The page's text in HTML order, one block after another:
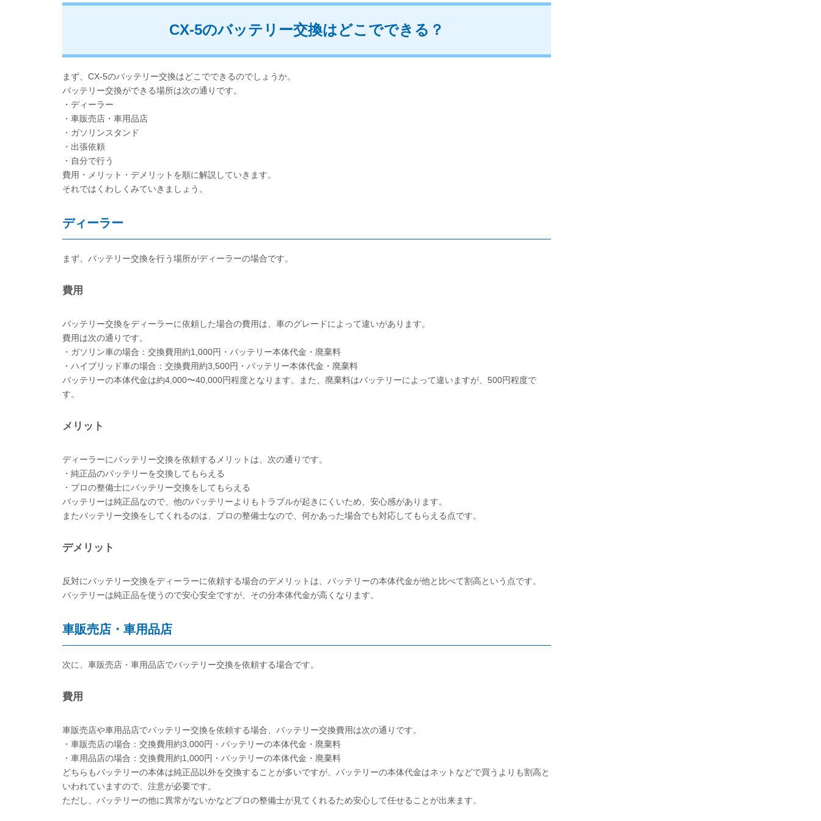
CX-5のバッテリー交換はどこでできる？
まず、CX-5のバッテリー交換はどこでできるのでしょうか。
バッテリー交換ができる場所は次の通りです。
・ディーラー
・車販売店・車用品店
・ガソリンスタンド
・出張依頼
・自分で行う
費用・メリット・デメリットを順に解説していきます。
それではくわしくみていきましょう。
ディーラー
まず、バッテリー交換を行う場所がディーラーの場合です。
費用
バッテリー交換をディーラーに依頼した場合の費用は、車のグレードによって違いがあります。
費用は次の通りです。
・ガソリン車の場合：交換費用約1,000円・バッテリー本体代金・廃棄料
・ハイブリッド車の場合：交換費用約3,500円・バッテリー本体代金・廃棄料
バッテリーの本体代金は約4,000〜40,000円程度となります。また、廃棄料はバッテリーによって違いますが、500円程度で
す。
メリット
ディーラーにバッテリー交換を依頼するメリットは、次の通りです。
・純正品のバッテリーを交換してもらえる
・プロの整備士にバッテリー交換をしてもらえる
バッテリーは純正品なので、他のバッテリーよりもトラブルが起きにくいため、安心感があります。
またバッテリー交換をしてくれるのは、プロの整備士なので、何かあった場合でも対応してもらえる点です。
デメリット
反対にバッテリー交換をディーラーに依頼する場合のデメリットは、バッテリーの本体代金が他と比べて割高という点です。
バッテリーは純正品を使うので安心安全ですが、その分本体代金が高くなります。
車販売店・車用品店
次に、車販売店・車用品店でバッテリー交換を依頼する場合です。
費用
車販売店や車用品店でバッテリー交換を依頼する場合、バッテリー交換費用は次の通りです。
・車販売店の場合：交換費用約3,000円・バッテリーの本体代金・廃棄料
・車用品店の場合：交換費用約1,000円・バッテリーの本体代金・廃棄料
どちらもバッテリーの本体は純正品以外を交換することが多いですが、バッテリーの本体代金はネットなどで買うよりも割高と
いわれていますので、注意が必要です。
ただし、バッテリーの他に異常がないかなどプロの整備士が見てくれるため安心して任せることが出来ます。